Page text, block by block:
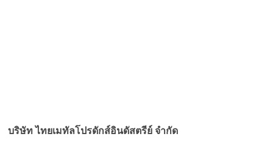
บริษัท ไทยเมทัลโปรดักส์อินดัสตรีย์ จำกัด